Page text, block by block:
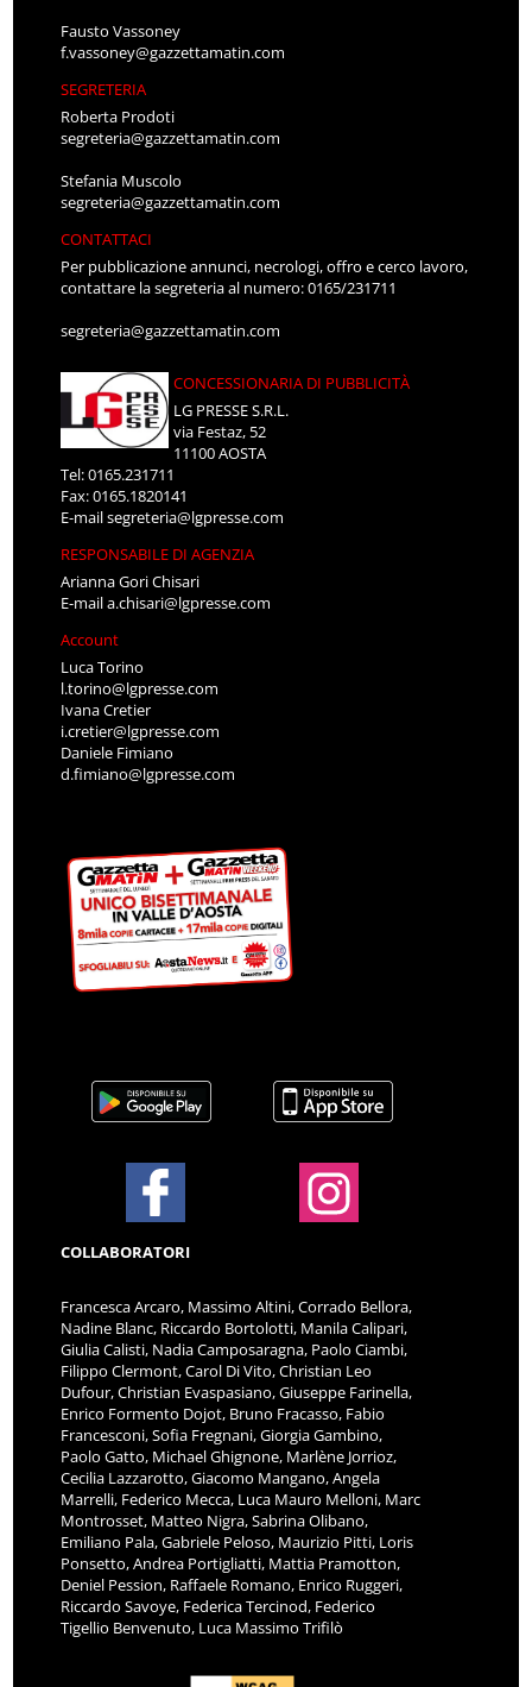
Fausto Vassoney
f.vassoney@gazzettamatin.com
SEGRETERIA
Roberta Prodoti
segreteria@gazzettamatin.com
Stefania Muscolo
segreteria@gazzettamatin.com
CONTATTACI
Per pubblicazione annunci, necrologi, offro e cerco lavoro,
contattare la segreteria al numero: 0165/231711
segreteria@gazzettamatin.com
CONCESSIONARIA DI PUBBLICITÀ
LG PRESSE S.R.L.
via Festaz, 52
11100 AOSTA
Tel: 0165.231711
Fax: 0165.1820141
E-mailsegreteria@lgpresse.com
RESPONSABILE DI AGENZIA
Arianna Gori Chisari
E-maila.chisari@lgpresse.com
Account
Luca Torino
l.torino@lgpresse.com
Ivana Cretier
i.cretier@lgpresse.com
Daniele Fimiano
d.fimiano@lgpresse.com
COLLABORATORI
Francesca Arcaro, Massimo Altini, Corrado Bellora,
Nadine Blanc, Riccardo Bortolotti, Manila Calipari,
Giulia Calisti, Nadia Camposaragna, Paolo Ciambi,
Filippo Clermont, Carol Di Vito, Christian Leo
Dufour, Christian Evaspasiano, Giuseppe Farinella,
Enrico Formento Dojot, Bruno Fracasso, Fabio
Francesconi, Sofia Fregnani, Giorgia Gambino,
Paolo Gatto, Michael Ghignone, Marlène Jorrioz,
Cecilia Lazzarotto, Giacomo Mangano, Angela
Marrelli, Federico Mecca, Luca Mauro Melloni, Marc
Montrosset, Matteo Nigra, Sabrina Olibano,
Emiliano Pala, Gabriele Peloso, Maurizio Pitti, Loris
Ponsetto, Andrea Portigliatti, Mattia Pramotton,
Deniel Pession, Raffaele Romano, Enrico Ruggeri,
Riccardo Savoye, Federica Tercinod, Federico
Tigellio Benvenuto, Luca Massimo Trifilò